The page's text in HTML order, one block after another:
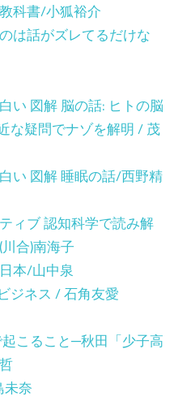
科書/小狐裕介
は話がズレてるだけな
い 図解 脳の話: ヒトの脳
な疑問でナゾを解明 / 茂
い 図解 睡眠の話/西野精
ィブ 認知科学で読み解
合)南海子
本/山中泉
ジネス / 石角友愛
こること─秋田「少子高
奈